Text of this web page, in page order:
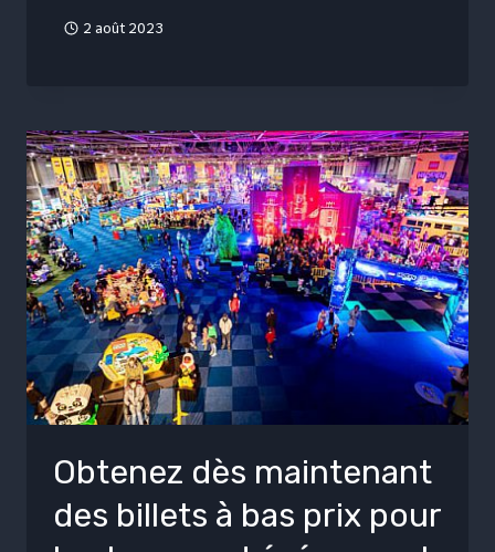
2 août 2023
Obtenez dès maintenant
des billets à bas prix pour